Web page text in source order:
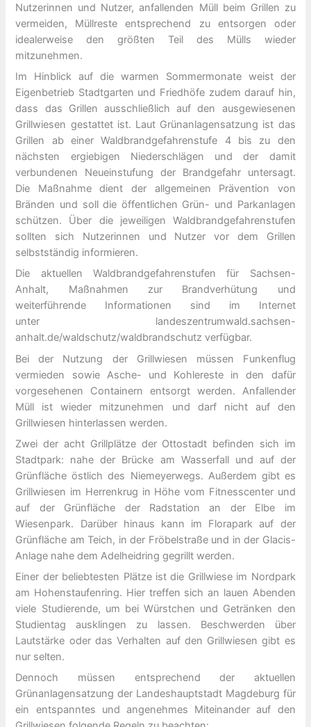
Nutzerinnen und Nutzer, anfallenden Müll beim Grillen zu
vermeiden, Müllreste entsprechend zu entsorgen oder
idealerweise den größten Teil des Mülls wieder
mitzunehmen.
Im Hinblick auf die warmen Sommermonate weist der
Eigenbetrieb Stadtgarten und Friedhöfe zudem darauf hin,
dass das Grillen ausschließlich auf den ausgewiesenen
Grillwiesen gestattet ist. Laut Grünanlagensatzung ist das
Grillen ab einer Waldbrandgefahrenstufe 4 bis zu den
nächsten ergiebigen Niederschlägen und der damit
verbundenen Neueinstufung der Brandgefahr untersagt.
Die Maßnahme dient der allgemeinen Prävention von
Bränden und soll die öffentlichen Grün- und Parkanlagen
schützen. Über die jeweiligen Waldbrandgefahrenstufen
sollten sich Nutzerinnen und Nutzer vor dem Grillen
selbstständig informieren.
Die aktuellen Waldbrandgefahrenstufen für Sachsen-
Anhalt, Maßnahmen zur Brandverhütung und
weiterführende Informationen sind im Internet
unter landeszentrumwald.sachsen-
anhalt.de/waldschutz/waldbrandschutz verfügbar.
Bei der Nutzung der Grillwiesen müssen Funkenflug
vermieden sowie Asche- und Kohlereste in den dafür
vorgesehenen Containern entsorgt werden. Anfallender
Müll ist wieder mitzunehmen und darf nicht auf den
Grillwiesen hinterlassen werden.
Zwei der acht Grillplätze der Ottostadt befinden sich im
Stadtpark: nahe der Brücke am Wasserfall und auf der
Grünfläche östlich des Niemeyerwegs. Außerdem gibt es
Grillwiesen im Herrenkrug in Höhe vom Fitnesscenter und
auf der Grünfläche der Radstation an der Elbe im
Wiesenpark. Darüber hinaus kann im Florapark auf der
Grünfläche am Teich, in der Fröbelstraße und in der Glacis-
Anlage nahe dem Adelheidring gegrillt werden.
Einer der beliebtesten Plätze ist die Grillwiese im Nordpark
am Hohenstaufenring. Hier treffen sich an lauen Abenden
viele Studierende, um bei Würstchen und Getränken den
Studientag ausklingen zu lassen. Beschwerden über
Lautstärke oder das Verhalten auf den Grillwiesen gibt es
nur selten.
Dennoch müssen entsprechend der aktuellen
Grünanlagensatzung der Landeshauptstadt Magdeburg für
ein entspanntes und angenehmes Miteinander auf den